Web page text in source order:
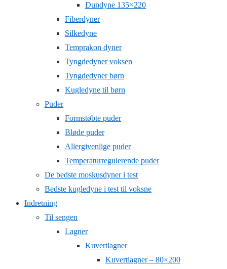
Dundyne 135×220
Fiberdyner
Silkedyne
Temprakon dyner
Tyngdedyner voksen
Tyngdedyner børn
Kugledyne til børn
Puder
Formstøbte puder
Bløde puder
Allergivenlige puder
Temperaturregulerende puder
De bedste moskusdyner i test
Bedste kugledyne i test til voksne
Indretning
Til sengen
Lagner
Kuvertlagner
Kuvertlagner – 80×200